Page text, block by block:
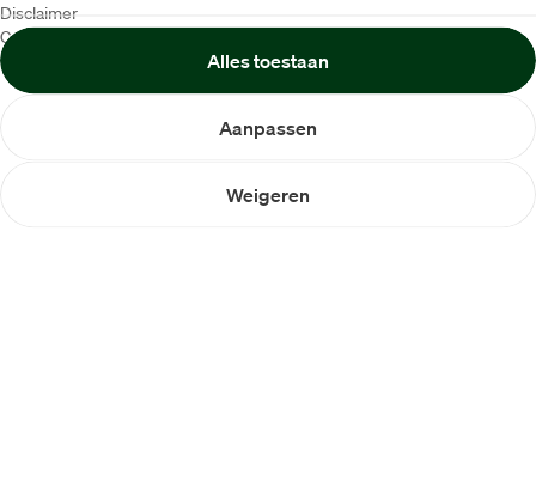
Weigeren
Aanpassen
Alles toestaan
Disclaimer
Cookiebeleid
Privacybeleid